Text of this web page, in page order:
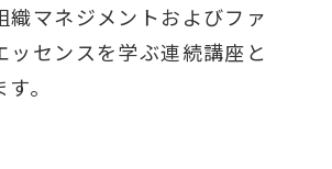
織マネジメントおよびファ
ッセンスを学ぶ連続講座と
。